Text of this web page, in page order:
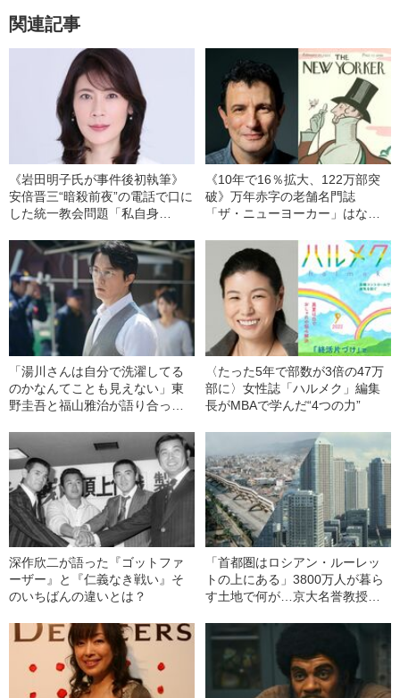
関連記事
《岩田明子氏が事件後初執筆》
安倍晋三“暗殺前夜”の電話で口に
した統一教会問題「私自身
《10年で16％拡大、122万部突
破》万年赤字の老舗名門誌
「ザ・ニューヨーカー」はな
「湯川さんは自分で洗濯してる
のかなんてことも見えない」東
野圭吾と福山雅治が語り合った
〈たった5年で部数が3倍の47万
部に〉女性誌「ハルメク」編集
長がMBAで学んだ“4つの力”
深作欣二が語った『ゴットファ
ーザー』と『仁義なき戦い』そ
のいちばんの違いとは？
「首都圏はロシアン・ルーレッ
トの上にある」3800万人が暮ら
す土地で何が…京大名誉教授が
カニズム